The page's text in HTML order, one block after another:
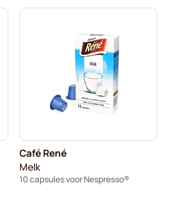
Dolce Gusto
Dolce Gusto
Dolce Gusto
Café René
Melk
10 capsules voor Nespresso®